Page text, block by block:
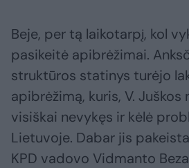
Beje, per tą laikotarpį, kol
pasikeitė apibrėžimai.
struktūros statinys turėjo
apibrėžimą, kuris, V.
visiškai nevykęs ir kėlė
Lietuvoje. Dabar jis
KPD vadovo Vidmanto